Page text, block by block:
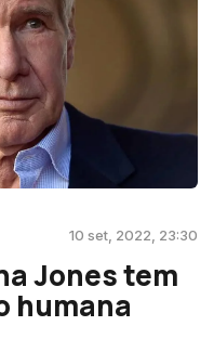
10 set, 2022, 23:30
Jones tem
humana